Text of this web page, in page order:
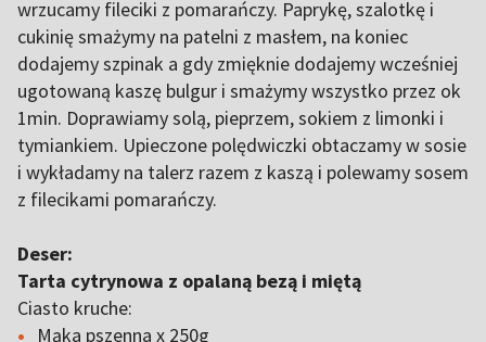
wrzucamy fileciki z pomarańczy. Paprykę, szalotkę i
cukinię smażymy na patelni z masłem, na koniec
dodajemy szpinak a gdy zmięknie dodajemy wcześniej
ugotowaną kaszę bulgur i smażymy wszystko przez ok
1min. Doprawiamy solą, pieprzem, sokiem z limonki i
tymiankiem. Upieczone polędwiczki obtaczamy w sosie
i wykładamy na talerz razem z kaszą i polewamy sosem
z filecikami pomarańczy.
Deser:
Tarta cytrynowa z opalaną bezą i miętą
Ciasto kruche:
Mąka pszenna x 250g